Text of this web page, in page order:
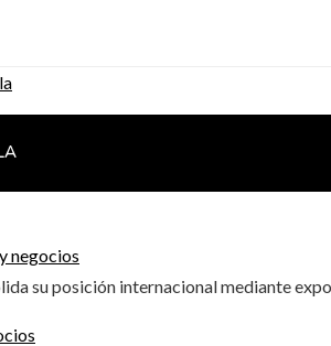
negocios
su posición internacional mediante